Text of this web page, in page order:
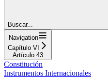
Buscar...
Navigation
Capítulo VI
Artículo 43
Constitución
Instrumentos Internacionales